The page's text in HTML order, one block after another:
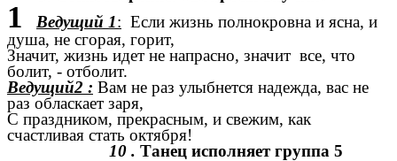
1 Ведущий 1: Если жизнь полнокровна и ясна, и
душа, не сгорая, горит,
Значит, жизнь идет не напрасно, значит все, что
болит, - отболит.
Ведущий2 : Вам не раз улыбнется надежда, вас не
раз обласкает заря,
С праздником, прекрасным, и свежим, как
счастливая стать октября!
10 . Танец исполняет группа 5